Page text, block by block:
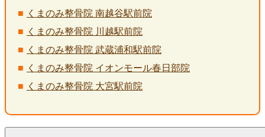
くまのみ整骨院 南越谷駅前院
くまのみ整骨院 川越駅前院
くまのみ整骨院 武蔵浦和駅前院
くまのみ整骨院 イオンモール春日部院
くまのみ整骨院 大宮駅前院